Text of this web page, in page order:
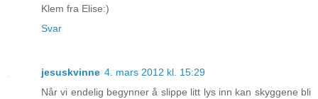
Klem fra Elise:)
Svar
jesuskvinne 4. mars 2012 kl. 15:29
Når vi endelig begynner å slippe litt lys inn kan skyggene bli